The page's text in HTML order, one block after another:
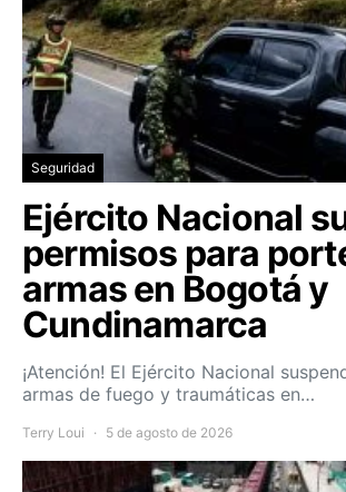
Seguridad
Ejército Nacional
permisos para
armas en Bogotá y
Cundinamarca
¡Atención! El Ejército Nacional
armas de fuego y traumáticas en…
Terry Loui 5 de agosto de 2026